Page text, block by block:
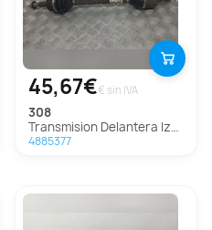
45,67€€ sin IVA
308
Transmision Delantera Izquierda para Peugeot 308
4885377